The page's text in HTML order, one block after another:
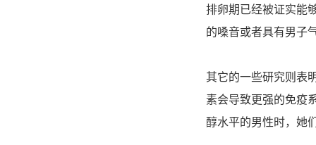
排卵期已经被证实能
的嗓音或者具有男子
其它的一些研究则表
素会导致更强的免疫
醇水平的男性时，她